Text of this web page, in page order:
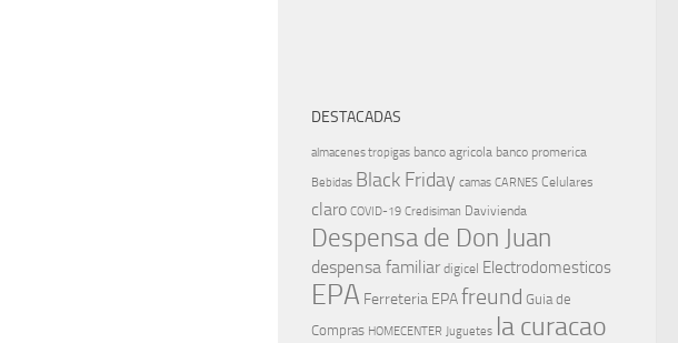
DESTACADAS
almacenes tropigas banco agricola banco promerica
Bebidas Black Friday camas CARNES Celulares
claro COVID-19 Credisiman Davivienda
Despensa de Don Juan
despensa familiar digicel Electrodomesticos
EPA Ferreteria EPAfreund Guia de
Compras HOMECENTER Juguetes la curacao